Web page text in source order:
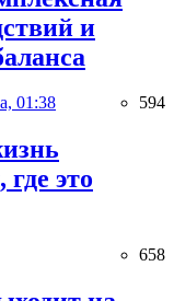
и
01:38 594
это
658